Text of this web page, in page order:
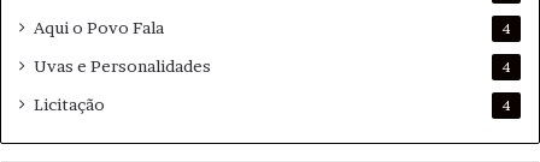
Aqui o Povo Fala 4
Uvas e Personalidades 4
Licitação 4